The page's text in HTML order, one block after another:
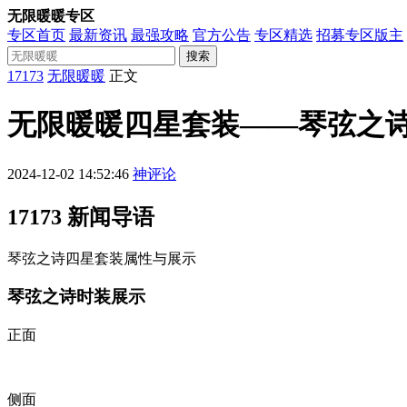
无限暖暖专区
专区首页 最新资讯 最强攻略 官方公告 专区精选 招募专区版主
搜索
17173 无限暖暖 正文
无限暖暖四星套装——琴弦之
2024-12-02 14:52:46 神评论
17173 新闻导语
琴弦之诗四星套装属性与展示
琴弦之诗时装展示
正面
侧面